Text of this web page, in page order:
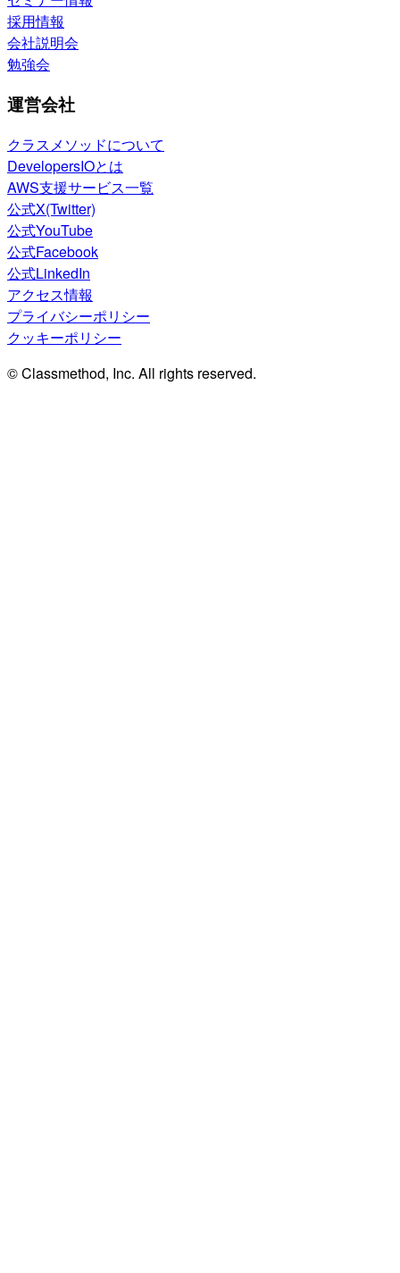
採用情報
会社説明会
勉強会
運営会社
クラスメソッドについて
DevelopersIOとは
AWS支援サービス一覧
公式X(Twitter)
公式YouTube
公式Facebook
公式LinkedIn
アクセス情報
プライバシーポリシー
クッキーポリシー
© Classmethod, Inc. All rights reserved.